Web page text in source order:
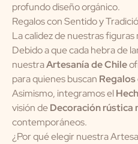
profundo diseño orgánico.
Regalos con Sentido y
La calidez de nuestras
Debido a que cada hebra de
nuestraArtesanía de Chile
para quienes buscan
Asimismo, integramos el
visión deDecoración rústica
contemporáneos.
¿Por qué elegir nuestra